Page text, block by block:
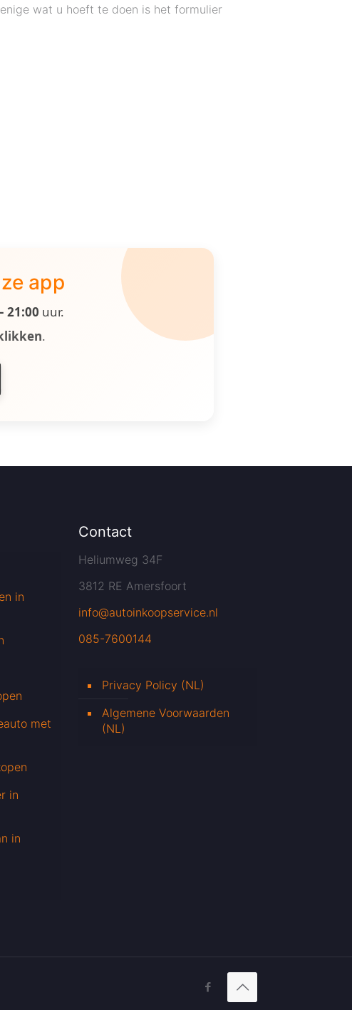
wat u hoeft te doen is het formulier
app
21:00 uur.
.
in
met
in
in
Contact
Heliumweg 34F
3812 RE Amersfoort
info@autoinkoopservice.nl
085-7600144
Privacy Policy (NL)
Algemene Voorwaarden
(NL)